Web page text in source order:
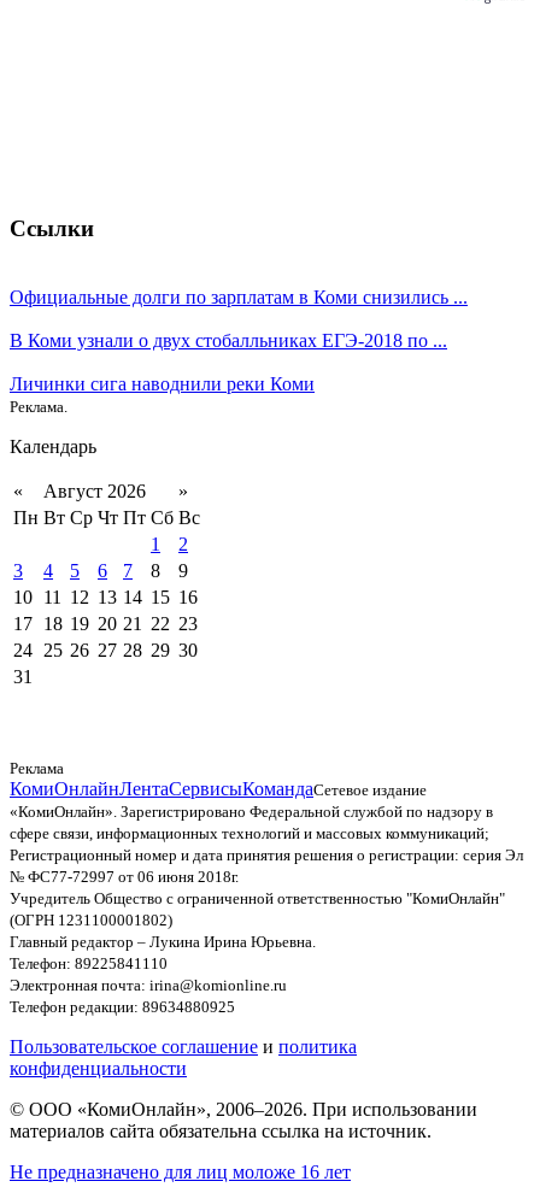
Ссылки
Официальные долги по зарплатам в Коми снизились ...
В Коми узнали о двух стобалльниках ЕГЭ-2018 по ...
Личинки сига наводнили реки Коми
Реклама.
Календарь
« Август 2026
»
Пн Вт Ср Чт Пт Сб Вс
1
2
3
4 5 6 7 8
9
10 11 12 13 14 15 16
17 18 19 20 21 22 23
24 25 26 27 28 29 30
31
Реклама
КомиОнлайнЛентаСервисыКомандаСетевое издание
«КомиОнлайн». Зарегистрировано Федеральной службой по надзору в
сфере связи, информационных технологий и массовых коммуникаций;
Регистрационный номер и дата принятия решения о регистрации: серия Эл
№ ФС77-72997 от 06 июня 2018г.
Учредитель Общество с ограниченной ответственностью "КомиОнлайн"
(ОГРН 1231100001802)
Главный редактор – Лукина Ирина Юрьевна.
Телефон: 89225841110
Электронная почта: irina@komionline.ru
Телефон редакции: 89634880925
Пользовательское соглашение и политика
конфиденциальности
© ООО «КомиОнлайн», 2006–2026. При использовании
материалов сайта обязательна ссылка на источник.
Не предназначено для лиц моложе 16 лет